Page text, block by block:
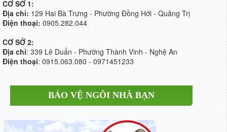
CƠ SỞ 1:
Địa chỉ: 129 Hai Bà Trưng - Phường Đồng Hới - Quảng Trị
Điện thoại: 0905.282.044
CƠ SỞ 2:
Địa chỉ: 339 Lê Duẩn - Phường Thành Vinh - Nghệ An
Điện thoại: 0915.063.080 - 0971451233
BẢO VỆ NGÔI NHÀ BẠN